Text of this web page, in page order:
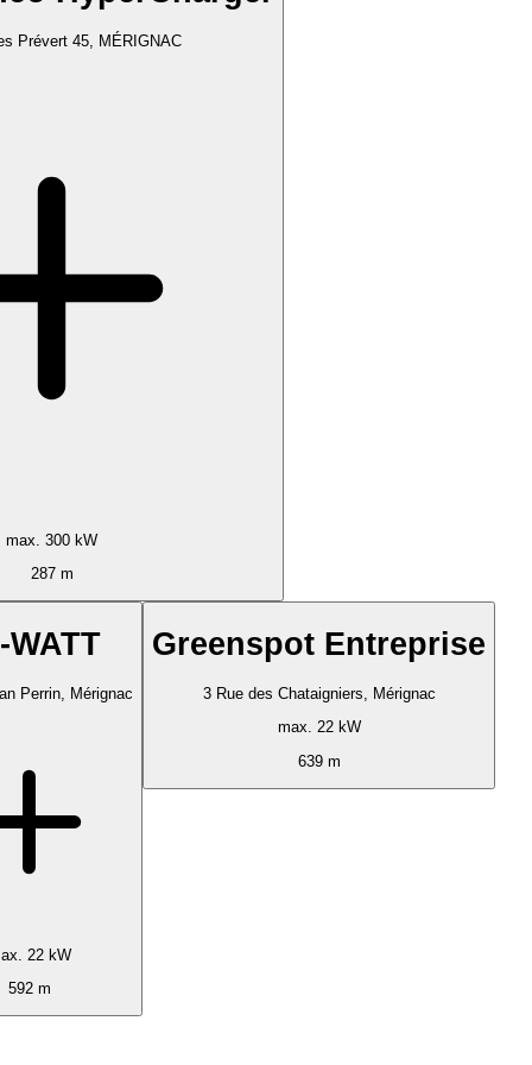
Prévert 45, MÉRIGNAC
max. 300 kW
287 m
WATT
Perrin, Mérignac
22 kW
592 m
Greenspot Entreprise
3 Rue des Chataigniers, Mérignac
max. 22 kW
639 m